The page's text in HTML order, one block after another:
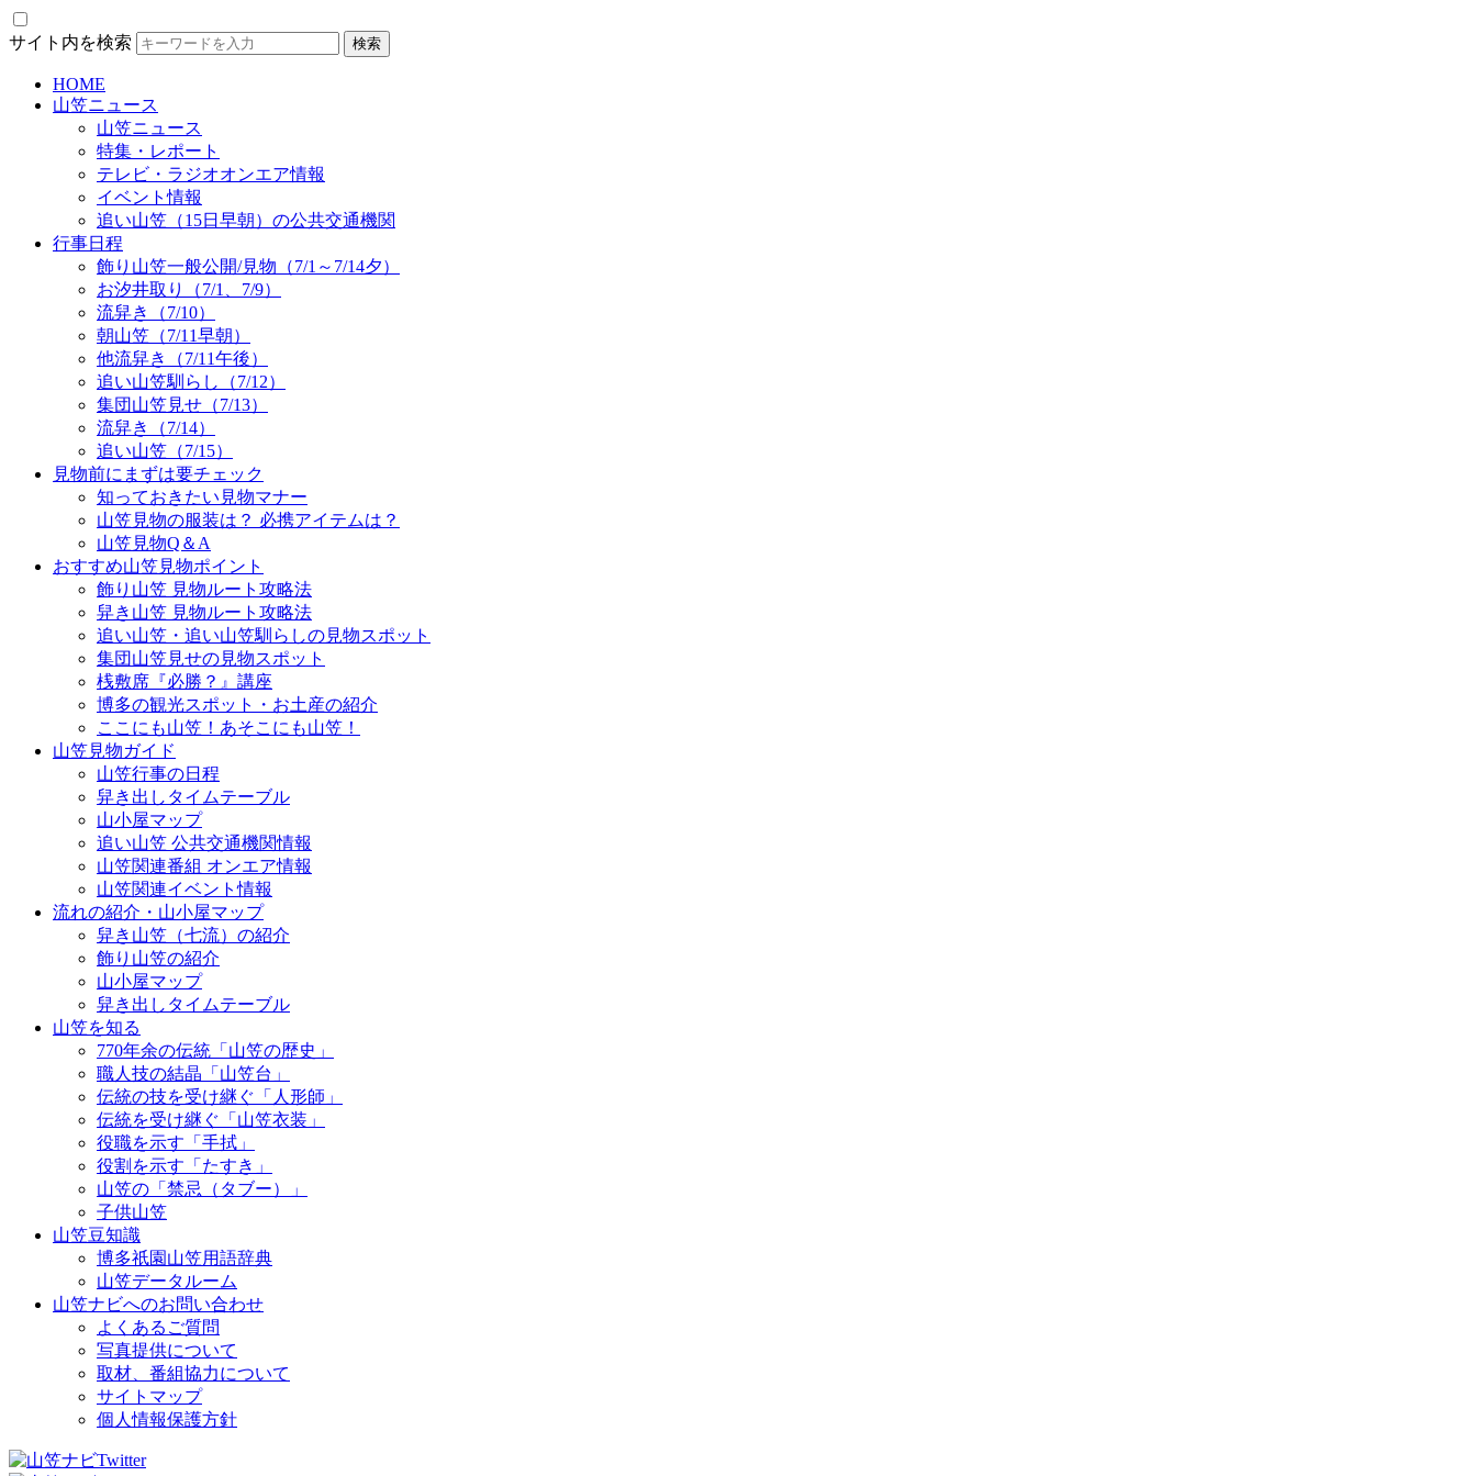
サイト内を検索
HOME
山笠ニュース
山笠ニュース
特集・レポート
テレビ・ラジオオンエア情報
イベント情報
追い山笠（15日早朝）の公共交通機関
行事日程
飾り山笠一般公開/見物（7/1～7/14夕）
お汐井取り（7/1、7/9）
流舁き（7/10）
朝山笠（7/11早朝）
他流舁き（7/11午後）
追い山笠馴らし（7/12）
集団山笠見せ（7/13）
流舁き（7/14）
追い山笠（7/15）
見物前にまずは要チェック
知っておきたい見物マナー
山笠見物の服装は？ 必携アイテムは？
山笠見物Q＆A
おすすめ山笠見物ポイント
飾り山笠 見物ルート攻略法
舁き山笠 見物ルート攻略法
追い山笠・追い山笠馴らしの見物スポット
集団山笠見せの見物スポット
桟敷席『必勝？』講座
博多の観光スポット・お土産の紹介
ここにも山笠！あそこにも山笠！
山笠見物ガイド
山笠行事の日程
舁き出しタイムテーブル
山小屋マップ
追い山笠 公共交通機関情報
山笠関連番組 オンエア情報
山笠関連イベント情報
流れの紹介・山小屋マップ
舁き山笠（七流）の紹介
飾り山笠の紹介
山小屋マップ
舁き出しタイムテーブル
山笠を知る
770年余の伝統「山笠の歴史」
職人技の結晶「山笠台」
伝統の技を受け継ぐ「人形師」
伝統を受け継ぐ「山笠衣装」
役職を示す「手拭」
役割を示す「たすき」
山笠の「禁忌（タブー）」
子供山笠
山笠豆知識
博多祇園山笠用語辞典
山笠データルーム
山笠ナビへのお問い合わせ
よくあるご質問
写真提供について
取材、番組協力について
サイトマップ
個人情報保護方針